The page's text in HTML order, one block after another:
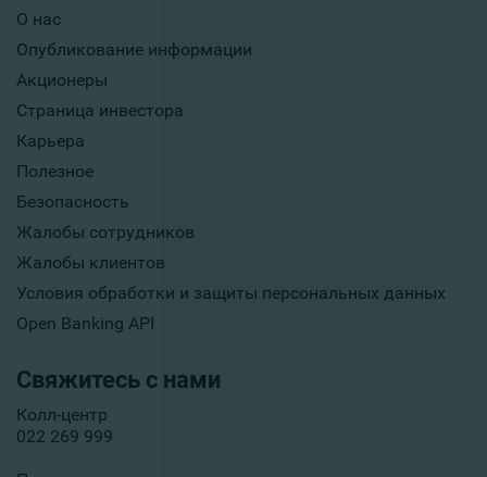
О нас
Опубликование информации
Акционеры
Страница инвестора
Карьера
Полезное
Безопасность
Жалобы сотрудников
Жалобы клиентов
Условия обработки и защиты персональных данных
Open Banking API
Свяжитесь с нами
Колл-центр
022 269 999